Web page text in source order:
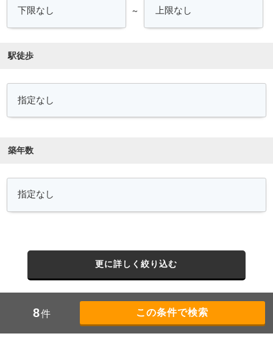
～
駅徒歩
築年数
更に詳しく絞り込む
8件